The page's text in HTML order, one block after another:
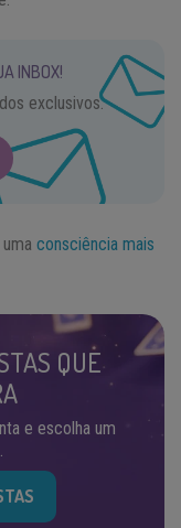
INBOX!
exclusivos.
consciência mais
QUE
e escolha um